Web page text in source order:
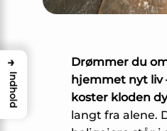
Drømmer du
hjemmet nyt liv
koster kloden
langt fra alene.
→
Indhold